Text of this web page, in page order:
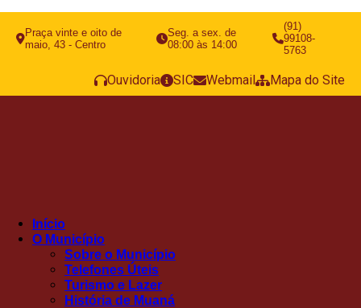
Praça vinte e oito de
maio, 43 - Centro
Seg. a sex. de
08:00 às 14:00
(91)
99108-
5763
Ouvidoria SIC Webmail Mapa do Site
Início
O Município
Sobre o Município
Telefones Úteis
Turismo e Lazer
História de Muaná